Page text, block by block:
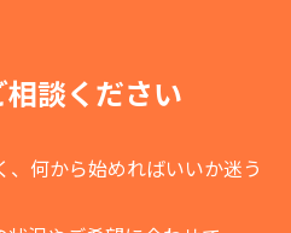
相談ください
何から始めればいいか迷う